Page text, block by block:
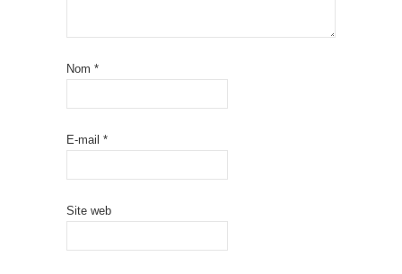
Nom *
E-mail *
Site web